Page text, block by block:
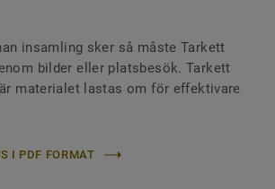
insamling sker så måste Tarkett
bilder eller platsbesök. Tarkett
materialet lastas om för effektivare
I PDF FORMAT